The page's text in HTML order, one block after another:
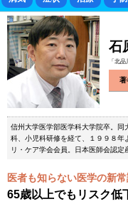
石
「北
著
信州大学医学部医学科大学院卒。同
科、小児科研修を経て、１９９８年
リ・ケア学会会員。日本医師会認定
医者も知らない医学の新
65歳以上でもリスク低